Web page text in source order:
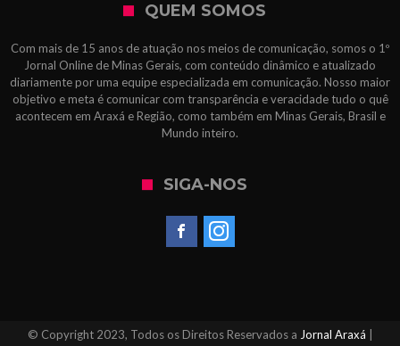
QUEM SOMOS
Com mais de 15 anos de atuação nos meios de comunicação, somos o 1º
Jornal Online de Minas Gerais, com conteúdo dinâmico e atualizado
diariamente por uma equipe especializada em comunicação. Nosso maior
objetivo e meta é comunicar com transparência e veracidade tudo o quê
acontecem em Araxá e Região, como também em Minas Gerais, Brasil e
Mundo inteiro.
SIGA-NOS
© Copyright 2023, Todos os Direitos Reservados a Jornal Araxá